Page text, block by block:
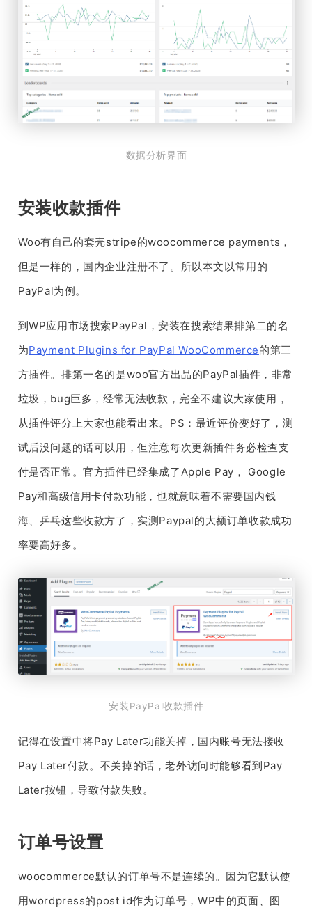
数据分析界面
安装收款插件
Woo有自己的套壳stripe的woocommerce payments，
但是一样的，国内企业注册不了。所以本文以常用的
PayPal为例。
到WP应用市场搜索PayPal，安装在搜索结果排第二的名
为Payment Plugins for PayPal WooCommerce的第三
方插件。排第一名的是woo官方出品的PayPal插件，非常
垃圾，bug巨多，经常无法收款，完全不建议大家使用，
从插件评分上大家也能看出来。PS：最近评价变好了，测
试后没问题的话可以用，但注意每次更新插件务必检查支
付是否正常。官方插件已经集成了Apple Pay， Google
Pay和高级信用卡付款功能，也就意味着不需要国内钱
海、乒乓这些收款方了，实测Paypal的大额订单收款成功
率要高好多。
安装PayPal收款插件
记得在设置中将Pay Later功能关掉，国内账号无法接收
Pay Later付款。不关掉的话，老外访问时能够看到Pay
Later按钮，导致付款失败。
订单号设置
woocommerce默认的订单号不是连续的。因为它默认使
用wordpress的post id作为订单号，WP中的页面、图